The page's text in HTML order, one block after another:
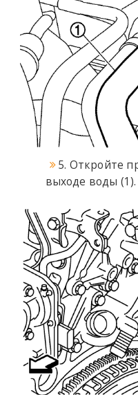
5. Откройте
выходе воды (1).